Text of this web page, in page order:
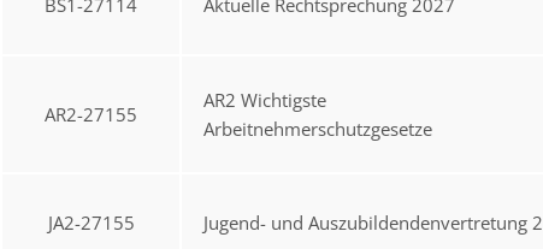
BS1-27114 Aktuelle Rechtsprechung 2027
AR2-27155
AR2 Wichtigste
Arbeitnehmerschutzgesetze
JA2-27155 Jugend- und Auszubildendenvertretung 2